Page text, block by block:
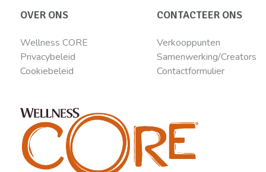
OVER ONS
Wellness CORE
Privacybeleid
Cookiebeleid
CONTACTEER ONS
Verkooppunten
Samenwerking/Creators
Contactformulier